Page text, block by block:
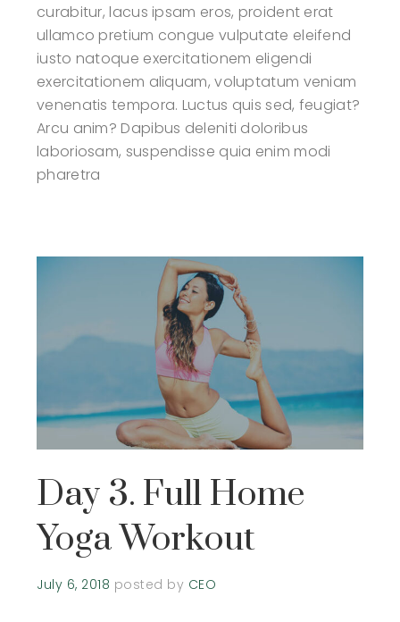
curabitur, lacus ipsam eros, proident erat
ullamco pretium congue vulputate eleifend
iusto natoque exercitationem eligendi
exercitationem aliquam, voluptatum veniam
venenatis tempora. Luctus quis sed, feugiat?
Arcu anim? Dapibus deleniti doloribus
laboriosam, suspendisse quia enim modi
pharetra
Day 3. Full Home
Yoga Workout
July 6, 2018 posted by CEO